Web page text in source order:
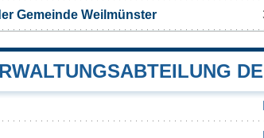
Gemeinde Weilmünster